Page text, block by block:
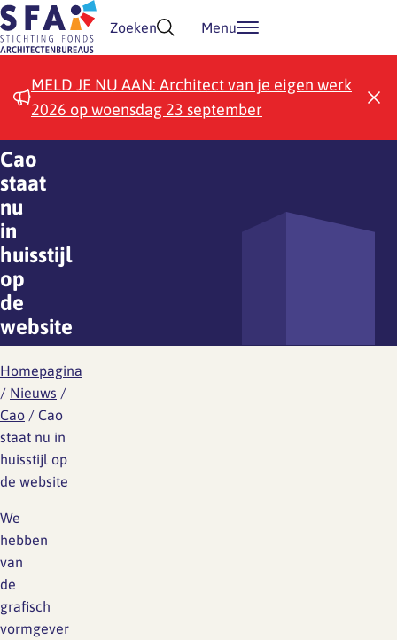
Doorgaan naar inhoud
Zoeken Menu
MELD JE NU AAN: Architect van je eigen werk
2026 op woensdag 23 september
Cao
staat
nu
in
huisstijl
op
de
website
Homepagina
/ Nieuws /
Cao / Cao
staat nu in
huisstijl op
de website
We
hebben
van
de
grafisch
vormgever